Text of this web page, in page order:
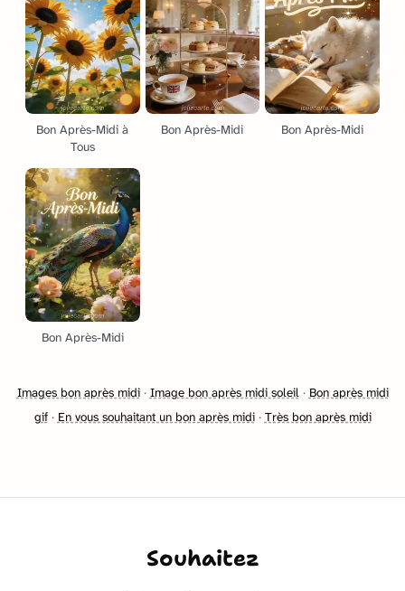
Bon Après-Midi à
Tous
Bon Après-Midi Bon Après-Midi
Bon Après-Midi
Images bon après midi· Image bon après midi soleil· Bon après midi
gif· En vous souhaitant un bon après midi· Très bon après midi
Souhaitez